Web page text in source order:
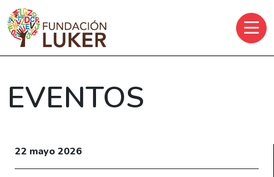
Skip to main content
EVENTOS
22 mayo 2026